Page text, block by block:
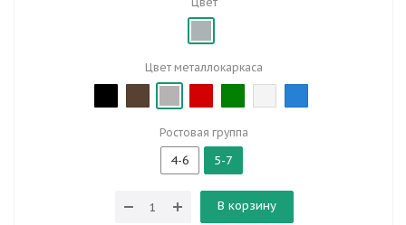
Цвет металлокаркаса
Ростовая группа
4-6 5-7
В корзину